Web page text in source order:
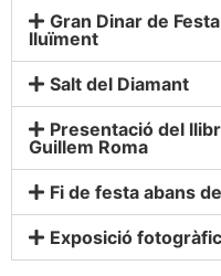
Gran Dinar de
lluïment
Salt del Diamant
Presentació del
Guillem Roma
Fi de festa abans
Exposició